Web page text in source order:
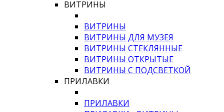
ВИТРИНЫ
ВИТРИНЫ
ВИТРИНЫ ДЛЯ МУЗЕЯ
ВИТРИНЫ СТЕКЛЯННЫЕ
ВИТРИНЫ ОТКРЫТЫЕ
ВИТРИНЫ С ПОДСВЕТКОЙ
ПРИЛАВКИ
ПРИЛАВКИ